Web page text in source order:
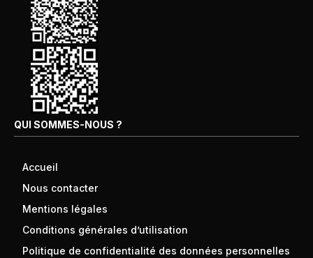
QUI SOMMES-NOUS ?
Accueil
Nous contacter
Mentions légales
Conditions générales d’utilisation
Politique de confidentialité des données personnelles